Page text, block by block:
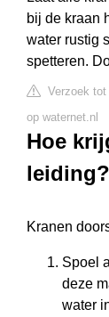
bij de kraan
water rustig
spetteren.
Verzoek
op waternet.nl
Hoe
leiding?
Kranen
Spoel
deze
water